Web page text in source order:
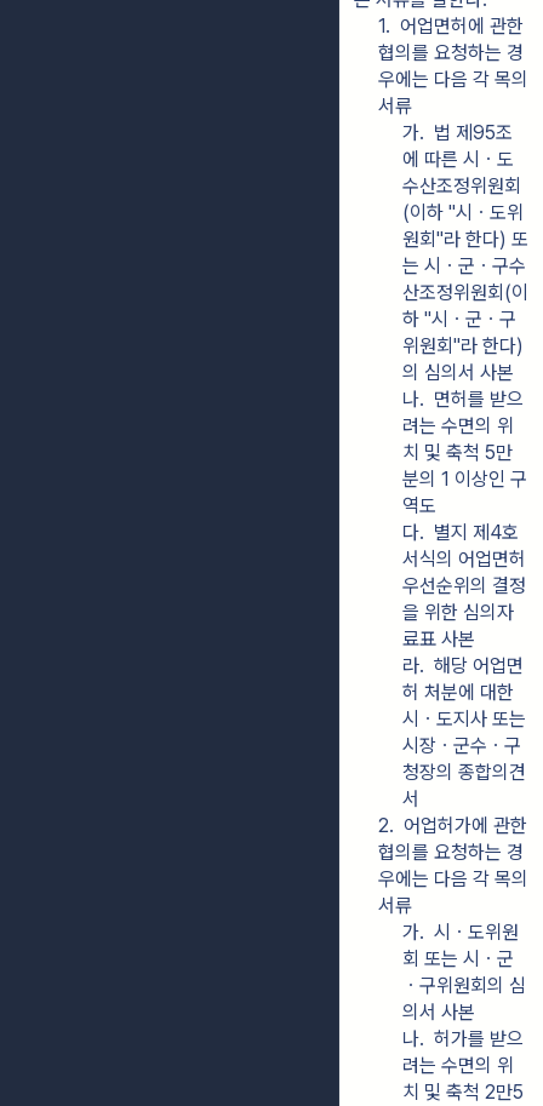
1.  어업면허에 관한
협의를 요청하는 경
우에는 다음 각 목의
서류
가.  법 제95조
에 따른 시ㆍ도
수산조정위원회
(이하 "시ㆍ도위
원회"라 한다) 또
는 시ㆍ군ㆍ구수
산조정위원회(이
하 "시ㆍ군ㆍ구
위원회"라 한다)
의 심의서 사본
나.  면허를 받으
려는 수면의 위
치 및 축척 5만
분의 1 이상인 구
역도
다.  별지 제4호
서식의 어업면허
우선순위의 결정
을 위한 심의자
료표 사본
라.  해당 어업면
허 처분에 대한
시ㆍ도지사 또는
시장ㆍ군수ㆍ구
청장의 종합의견
서
2.  어업허가에 관한
협의를 요청하는 경
우에는 다음 각 목의
서류
가.  시ㆍ도위원
회 또는 시ㆍ군
ㆍ구위원회의 심
의서 사본
나.  허가를 받으
려는 수면의 위
치 및 축척 2만5